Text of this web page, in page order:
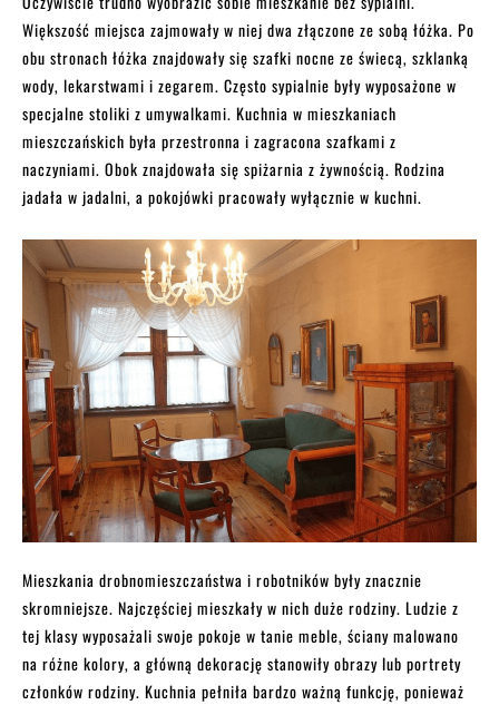
Większość miejsca zajmowały w niej dwa złączone ze sobą łóżka. Po
obu stronach łóżka znajdowały się szafki nocne ze świecą, szklanką
wody, lekarstwami i zegarem. Często sypialnie były wyposażone w
specjalne stoliki z umywalkami. Kuchnia w mieszkaniach
mieszczańskich była przestronna i zagracona szafkami z
naczyniami. Obok znajdowała się spiżarnia z żywnością. Rodzina
jadała w jadalni, a pokojówki pracowały wyłącznie w kuchni.
Mieszkania drobnomieszczaństwa i robotników były znacznie
skromniejsze. Najczęściej mieszkały w nich duże rodziny. Ludzie z
tej klasy wyposażali swoje pokoje w tanie meble, ściany malowano
na różne kolory, a główną dekorację stanowiły obrazy lub portrety
członków rodziny. Kuchnia pełniła bardzo ważną funkcję, ponieważ